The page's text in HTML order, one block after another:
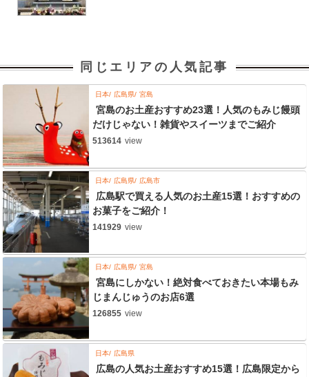
同じエリアの人気記事
日本 広島県 宮島
宮島のお土産おすすめ23選！人気のもみじ饅頭
だけじゃない！雑貨やスイーツまでご紹介
513614 view
日本 広島県 広島市
広島駅で買える人気のお土産15選！おすすめの
お菓子をご紹介！
141929 view
日本 広島県 宮島
宮島にしかない！絶対食べておきたい本場もみ
じまんじゅうのお店6選
126855 view
日本 広島県
広島の人気お土産おすすめ15選！広島限定から